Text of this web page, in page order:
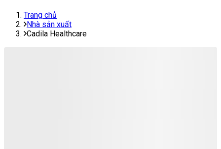
Trang chủ
Nhà sản xuất
Cadila Healthcare